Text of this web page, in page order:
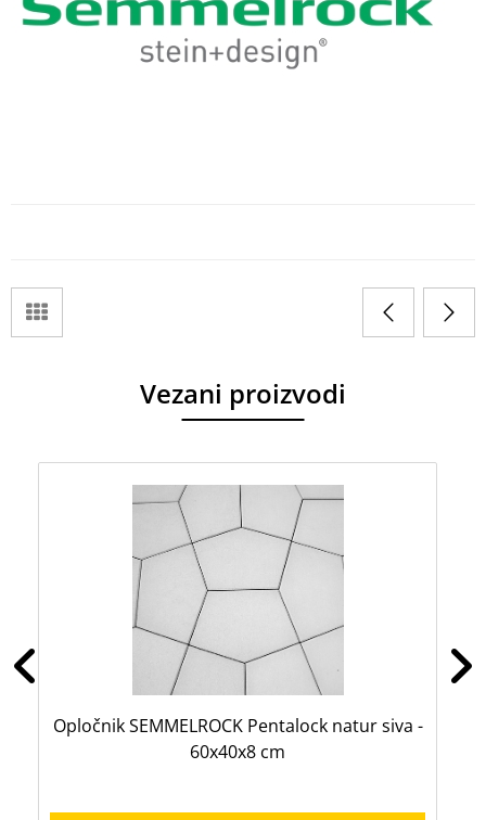
Vezani proizvodi
Opločnik SEMMELROCK Pentalock natur siva -
60x40x8 cm